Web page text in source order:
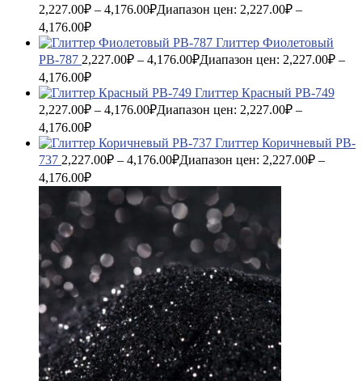
2,227.00₽ – 4,176.00₽Диапазон цен: 2,227.00₽ –
4,176.00₽
Глиттер Фиолетовый
PB-787 2,227.00₽ – 4,176.00₽Диапазон цен: 2,227.00₽ –
4,176.00₽
Глиттер Красный PB-749
2,227.00₽ – 4,176.00₽Диапазон цен: 2,227.00₽ –
4,176.00₽
Глиттер Коричневый PB-
737 2,227.00₽ – 4,176.00₽Диапазон цен: 2,227.00₽ –
4,176.00₽